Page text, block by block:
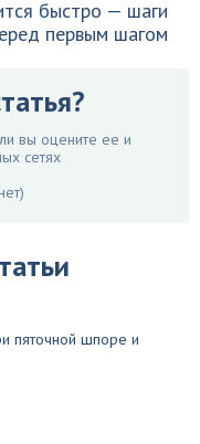
быстро — шаги
первым шагом
вы оцените ее и
сетях
пяточной шпоре и